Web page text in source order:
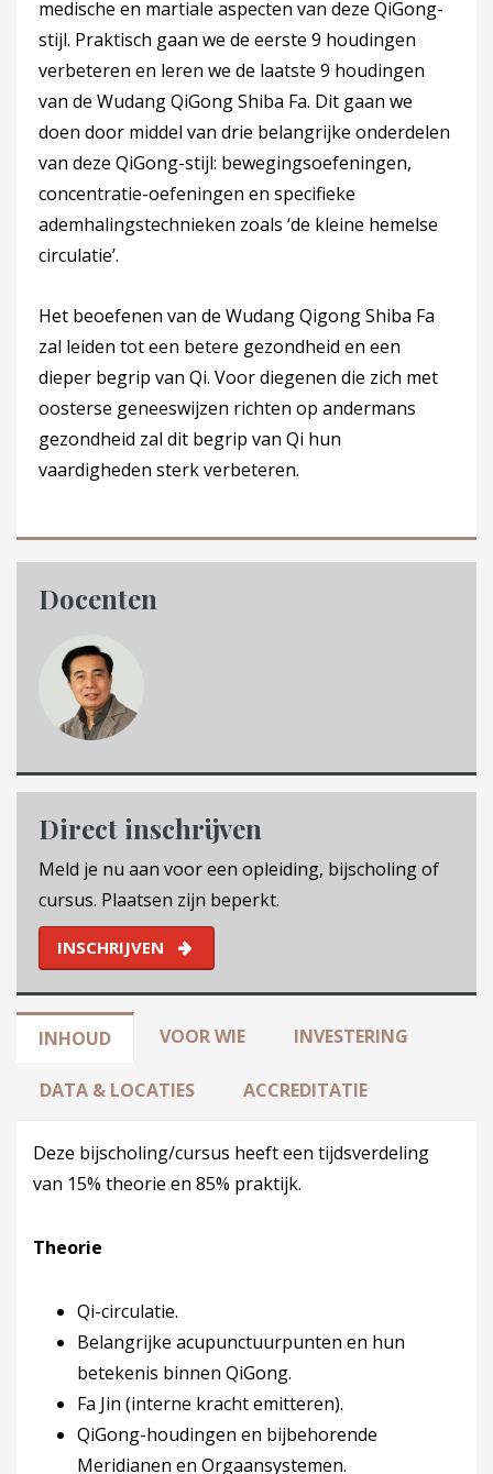
medische en martiale aspecten van deze QiGong-
stijl. Praktisch gaan we de eerste 9 houdingen
verbeteren en leren we de laatste 9 houdingen
van de Wudang QiGong Shiba Fa. Dit gaan we
doen door middel van drie belangrijke onderdelen
van deze QiGong-stijl: bewegingsoefeningen,
concentratie-oefeningen en specifieke
ademhalingstechnieken zoals ‘de kleine hemelse
circulatie’.
Het beoefenen van de Wudang Qigong Shiba Fa
zal leiden tot een betere gezondheid en een
dieper begrip van Qi. Voor diegenen die zich met
oosterse geneeswijzen richten op andermans
gezondheid zal dit begrip van Qi hun
vaardigheden sterk verbeteren.
Docenten
Direct inschrijven
Meld je nu aan voor een opleiding, bijscholing of
cursus. Plaatsen zijn beperkt.
INSCHRIJVEN
INHOUD VOOR WIE INVESTERING
DATA & LOCATIES ACCREDITATIE
Deze bijscholing/cursus heeft een tijdsverdeling
van 15% theorie en 85% praktijk.
Theorie
Qi-circulatie.
Belangrijke acupunctuurpunten en hun
betekenis binnen QiGong.
Fa Jin (interne kracht emitteren).
QiGong-houdingen en bijbehorende
Meridianen en Orgaansystemen.